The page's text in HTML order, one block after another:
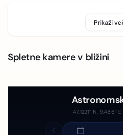
Prikaži
Spletne kamere v bližini
47.1221° N, 9.486°